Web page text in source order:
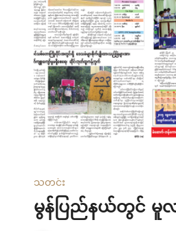
သတင်း
မွန်ပြည်နယ်တွင် မူ